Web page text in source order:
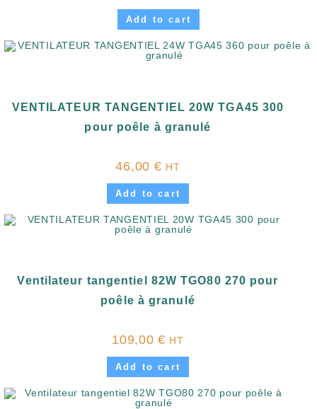
Add to cart
VENTILATEUR TANGENTIEL 20W TGA45 300
pour poêle à granulé
46,00 € HT
Add to cart
Ventilateur tangentiel 82W TGO80 270 pour
poêle à granulé
109,00€ HT
Add to cart